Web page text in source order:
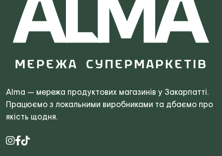
Alma — мережа продуктових магазинів у Закарпатті.
Працюємо з локальними виробниками та дбаємо про
якість щодня.